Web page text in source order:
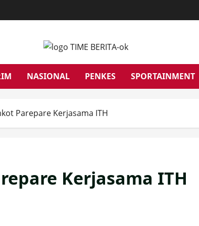
NASIONAL PENKES SPORTAINMENT
Parepare Kerjasama ITH
Kerjasama ITH